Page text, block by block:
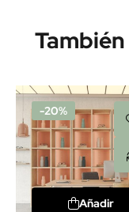
-20%
Añadir